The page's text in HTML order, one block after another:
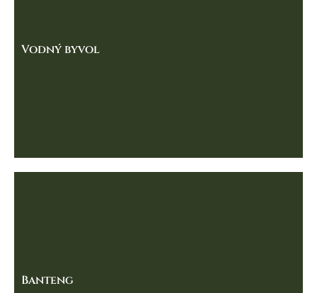
Vodný byvol
Banteng